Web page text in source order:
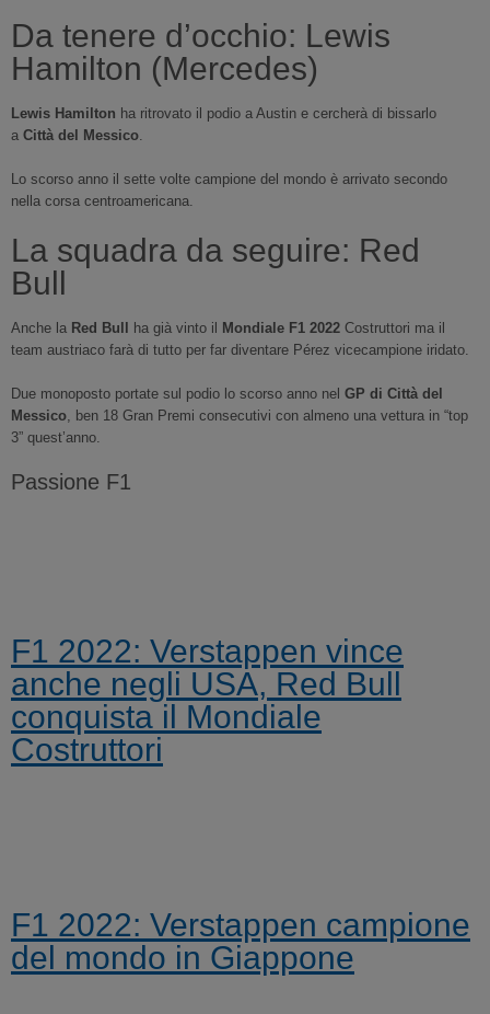
Da tenere d’occhio: Lewis
Hamilton (Mercedes)
Lewis Hamilton ha ritrovato il podio a Austin e cercherà di bissarlo
a Città del Messico.
Lo scorso anno il sette volte campione del mondo è arrivato secondo
nella corsa centroamericana.
La squadra da seguire: Red
Bull
Anche la Red Bull ha già vinto il Mondiale F1 2022 Costruttori ma il
team austriaco farà di tutto per far diventare Pérez vicecampione iridato.
Due monoposto portate sul podio lo scorso anno nel GP di Città del
Messico, ben 18 Gran Premi consecutivi con almeno una vettura in “top
3” quest’anno.
Passione F1
F1 2022: Verstappen vince
anche negli USA, Red Bull
conquista il Mondiale
Costruttori
F1 2022: Verstappen campione
del mondo in Giappone